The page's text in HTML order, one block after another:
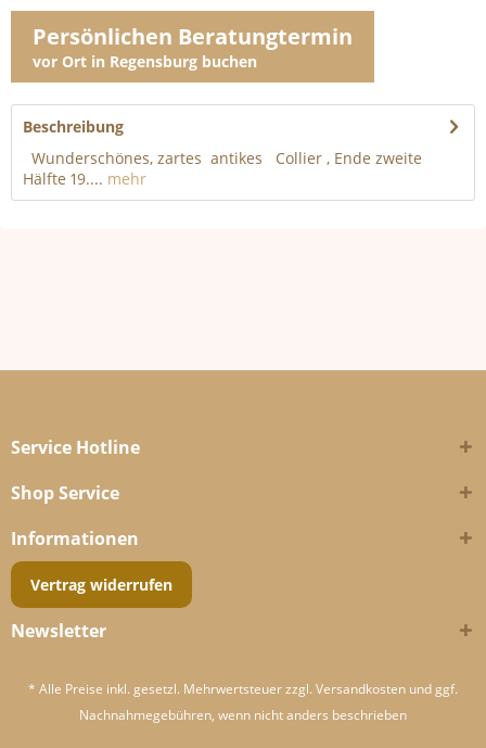
Persönlichen Beratungtermin
vor Ort in Regensburg buchen
Beschreibung
Wunderschönes, zartes antikes Collier , Ende zweite
Hälfte 19.... mehr
Service Hotline
Shop Service
Informationen
Vertrag widerrufen
Newsletter
* Alle Preise inkl. gesetzl. Mehrwertsteuer zzgl. Versandkosten und ggf.
Nachnahmegebühren, wenn nicht anders beschrieben